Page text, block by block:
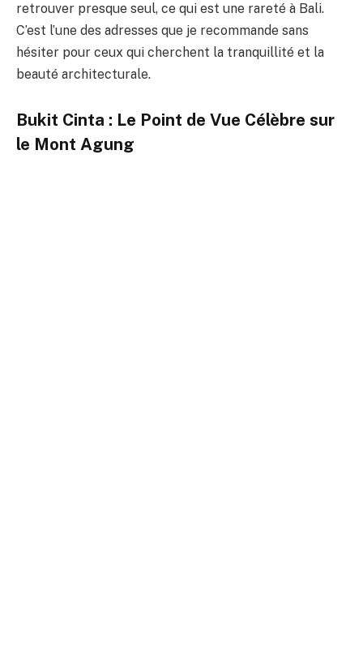
retrouver presque seul, ce qui est une rareté à Bali.
C’est l’une des adresses que je recommande sans
hésiter pour ceux qui cherchent la tranquillité et la
beauté architecturale.
Bukit Cinta : Le Point de Vue Célèbre sur
le Mont Agung